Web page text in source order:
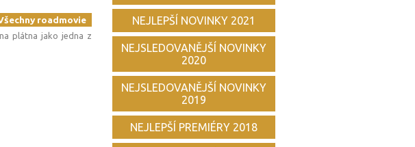
roadmovie
plátna jako jedna z
NEJLEPŠÍ NOVINKY 2021
NEJSLEDOVANĚJŠÍ NOVINKY
2020
NEJSLEDOVANĚJŠÍ NOVINKY
2019
NEJLEPŠÍ PREMIÉRY 2018